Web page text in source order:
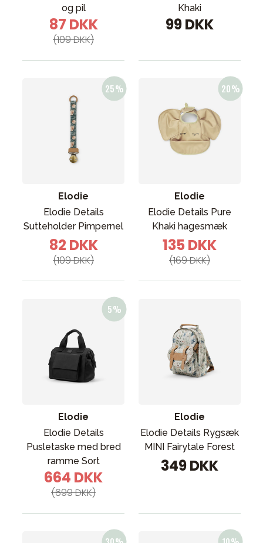
og pil
87 DKK
(109 DKK)
Khaki
99 DKK
Elodie
Elodie Details
Sutteholder Pimpernel
82 DKK
(109 DKK)
Elodie
Elodie Details Pure
Khaki hagesmæk
135 DKK
(169 DKK)
Elodie
Elodie Details
Pusletaske med bred
ramme Sort
664 DKK
(699 DKK)
Elodie
Elodie Details Rygsæk
MINI Fairytale Forest
349 DKK